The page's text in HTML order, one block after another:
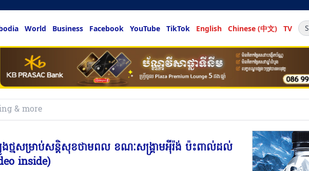
World Business Facebook YouTube TikTok English Chinese (中文) TV
ថ្មសម្រាប់សន្តិសុខថាមពល ខណៈសង្រ្គាមអ៉ីរ៉ង់ ប៉ះពាល់ដល់
inside)